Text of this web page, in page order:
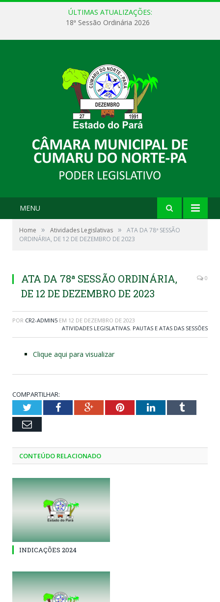
ÚLTIMAS ATUALIZAÇÕES:
18ª Sessão Ordinária 2026
MENU
Home » Atividades Legislativas »
ATA DA 78ª SESSÃO
ORDINÁRIA, DE 12 DE DEZEMBRO DE 2023
ATA DA 78ª SESSÃO ORDINÁRIA,
DE 12 DE DEZEMBRO DE 2023
0
POR CR2-ADMIN5 EM 12 DE DEZEMBRO DE 2023
ATIVIDADES LEGISLATIVAS, PAUTAS E ATAS DAS SESSÕES
Clique aqui para visualizar
COMPARTILHAR:
TwitterFacebookGoogle+PinterestLinkedInTumblr
Email
CONTEÚDO RELACIONADO
INDICAÇÕES 2024